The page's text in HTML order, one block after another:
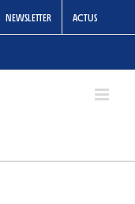
NEWSLETTER ACTUS